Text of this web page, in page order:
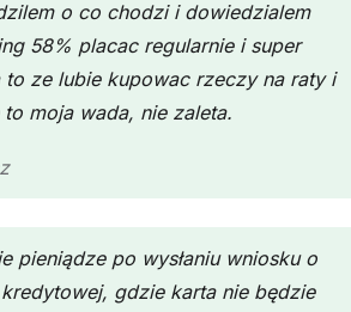
o co chodzi i dowiedzialem
58% placac regularnie i super
to ze lubie kupowac rzeczy na raty i
moja wada, nie zaleta.
pieniądze po wysłaniu wniosku o
gdzie karta nie będzie